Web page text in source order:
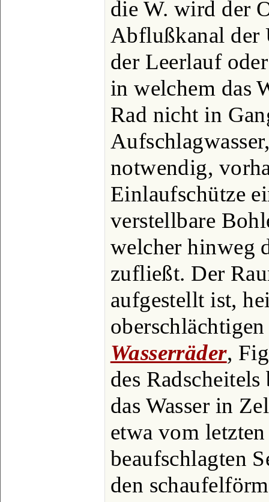
die W. wird der
Abflußkanal der
der Leerlauf
in welchem das
Rad nicht in
notwendig,
Einlaufschütze
verstellbare
welcher hinweg
zufließt. Der
aufgestellt ist,
Wasserräder,
des
das Wasser in
etwa vom
beaufschlagten
den